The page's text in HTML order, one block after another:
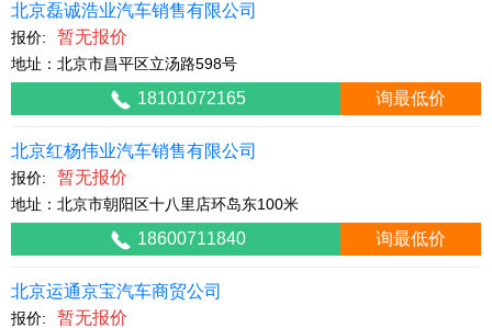
北京磊诚浩业汽车销售有限公司
报价: 暂无报价
地址：北京市昌平区立汤路598号
18101072165 询最低价
北京红杨伟业汽车销售有限公司
报价: 暂无报价
地址：北京市朝阳区十八里店环岛东100米
18600711840 询最低价
北京运通京宝汽车商贸公司
报价: 暂无报价